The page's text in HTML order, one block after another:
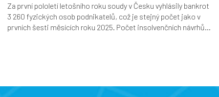
Za první pololetí letošního roku soudy v Česku vyhlásily bankrot
3 260 fyzických osob podnikatelů, což je stejný počet jako v
prvních šesti měsících roku 2025. Počet insolvenčních návrhů...